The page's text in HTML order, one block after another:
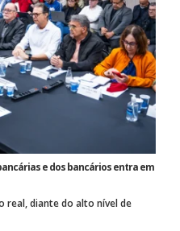
e dos bancários entra em
real, diante do alto nível de